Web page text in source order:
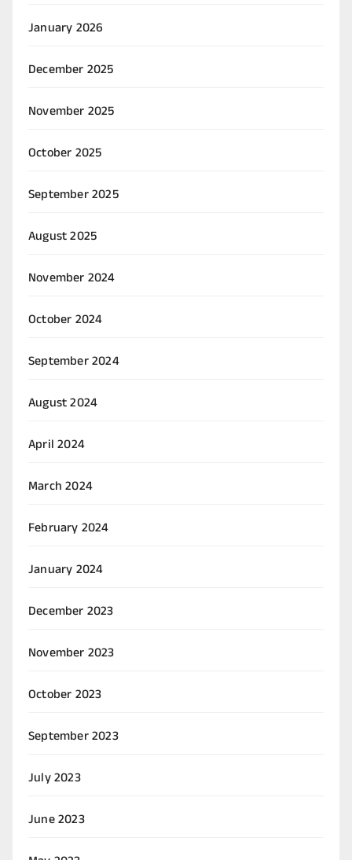
January 2026
December 2025
November 2025
October 2025
September 2025
August 2025
November 2024
October 2024
September 2024
August 2024
April 2024
March 2024
February 2024
January 2024
December 2023
November 2023
October 2023
September 2023
July 2023
June 2023